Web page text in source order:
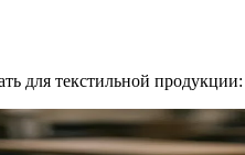
для текстильной